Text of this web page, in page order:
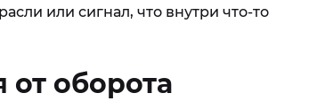
или сигнал, что внутри что-то
от оборота